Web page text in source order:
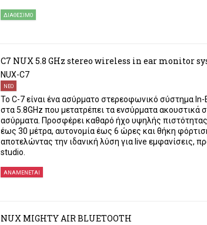
ΔΙΑΘΈΣΙΜΟ
C7 NUX 5.8 GHz stereo wireless in ear monitor
NUX-C7
ΝΕΟ
Το C-7 είναι ένα ασύρματο στερεοφωνικό σύστημα
στα 5.8GHz που μετατρέπει τα ενσύρματα ακουστικά
ασύρματα. Προσφέρει καθαρό ήχο υψηλής
έως 30 μέτρα, αυτονομία έως 6 ώρες και θήκη
αποτελώντας την ιδανική λύση για live εμφανίσεις,
studio.
ΑΝΑΜΈΝΕΤΑΙ
NUX MIGHTY AIR BLUETOOTH